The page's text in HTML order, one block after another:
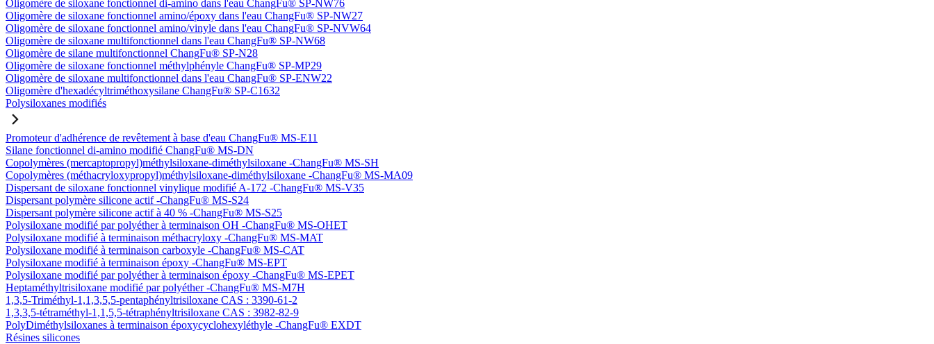
Oligomère de siloxane fonctionnel di-amino dans l'eau ChangFu® SP-NW76
Oligomère de siloxane fonctionnel amino/époxy dans l'eau ChangFu® SP-NW27
Oligomère de siloxane fonctionnel amino/vinyle dans l'eau ChangFu® SP-NVW64
Oligomère de siloxane multifonctionnel dans l'eau ChangFu® SP-NW68
Oligomère de silane multifonctionnel ChangFu® SP-N28
Oligomère de siloxane fonctionnel méthylphényle ChangFu® SP-MP29
Oligomère de siloxane multifonctionnel dans l'eau ChangFu® SP-ENW22
Oligomère d'hexadécyltriméthoxysilane ChangFu® SP-C1632
Polysiloxanes modifiés
Promoteur d'adhérence de revêtement à base d'eau ChangFu® MS-E11
Silane fonctionnel di-amino modifié ChangFu® MS-DN
Copolymères (mercaptopropyl)méthylsiloxane-diméthylsiloxane -ChangFu® MS-SH
Copolymères (méthacryloxypropyl)méthylsiloxane-diméthylsiloxane -ChangFu® MS-MA09
Dispersant de siloxane fonctionnel vinylique modifié A-172 -ChangFu® MS-V35
Dispersant polymère silicone actif -ChangFu® MS-S24
Dispersant polymère silicone actif à 40 % -ChangFu® MS-S25
Polysiloxane modifié par polyéther à terminaison OH -ChangFu® MS-OHET
Polysiloxane modifié à terminaison méthacryloxy -ChangFu® MS-MAT
Polysiloxane modifié à terminaison carboxyle -ChangFu® MS-CAT
Polysiloxane modifié à terminaison époxy -ChangFu® MS-EPT
Polysiloxane modifié par polyéther à terminaison époxy -ChangFu® MS-EPET
Heptaméthyltrisiloxane modifié par polyéther -ChangFu® MS-M7H
1,3,5-Triméthyl-1,1,3,5,5-pentaphényltrisiloxane CAS : 3390-61-2
1,3,3,5-tétraméthyl-1,1,5,5-tétraphényltrisiloxane CAS : 3982-82-9
PolyDiméthylsiloxanes à terminaison époxycyclohexyléthyle -ChangFu® EXDT
Résines silicones